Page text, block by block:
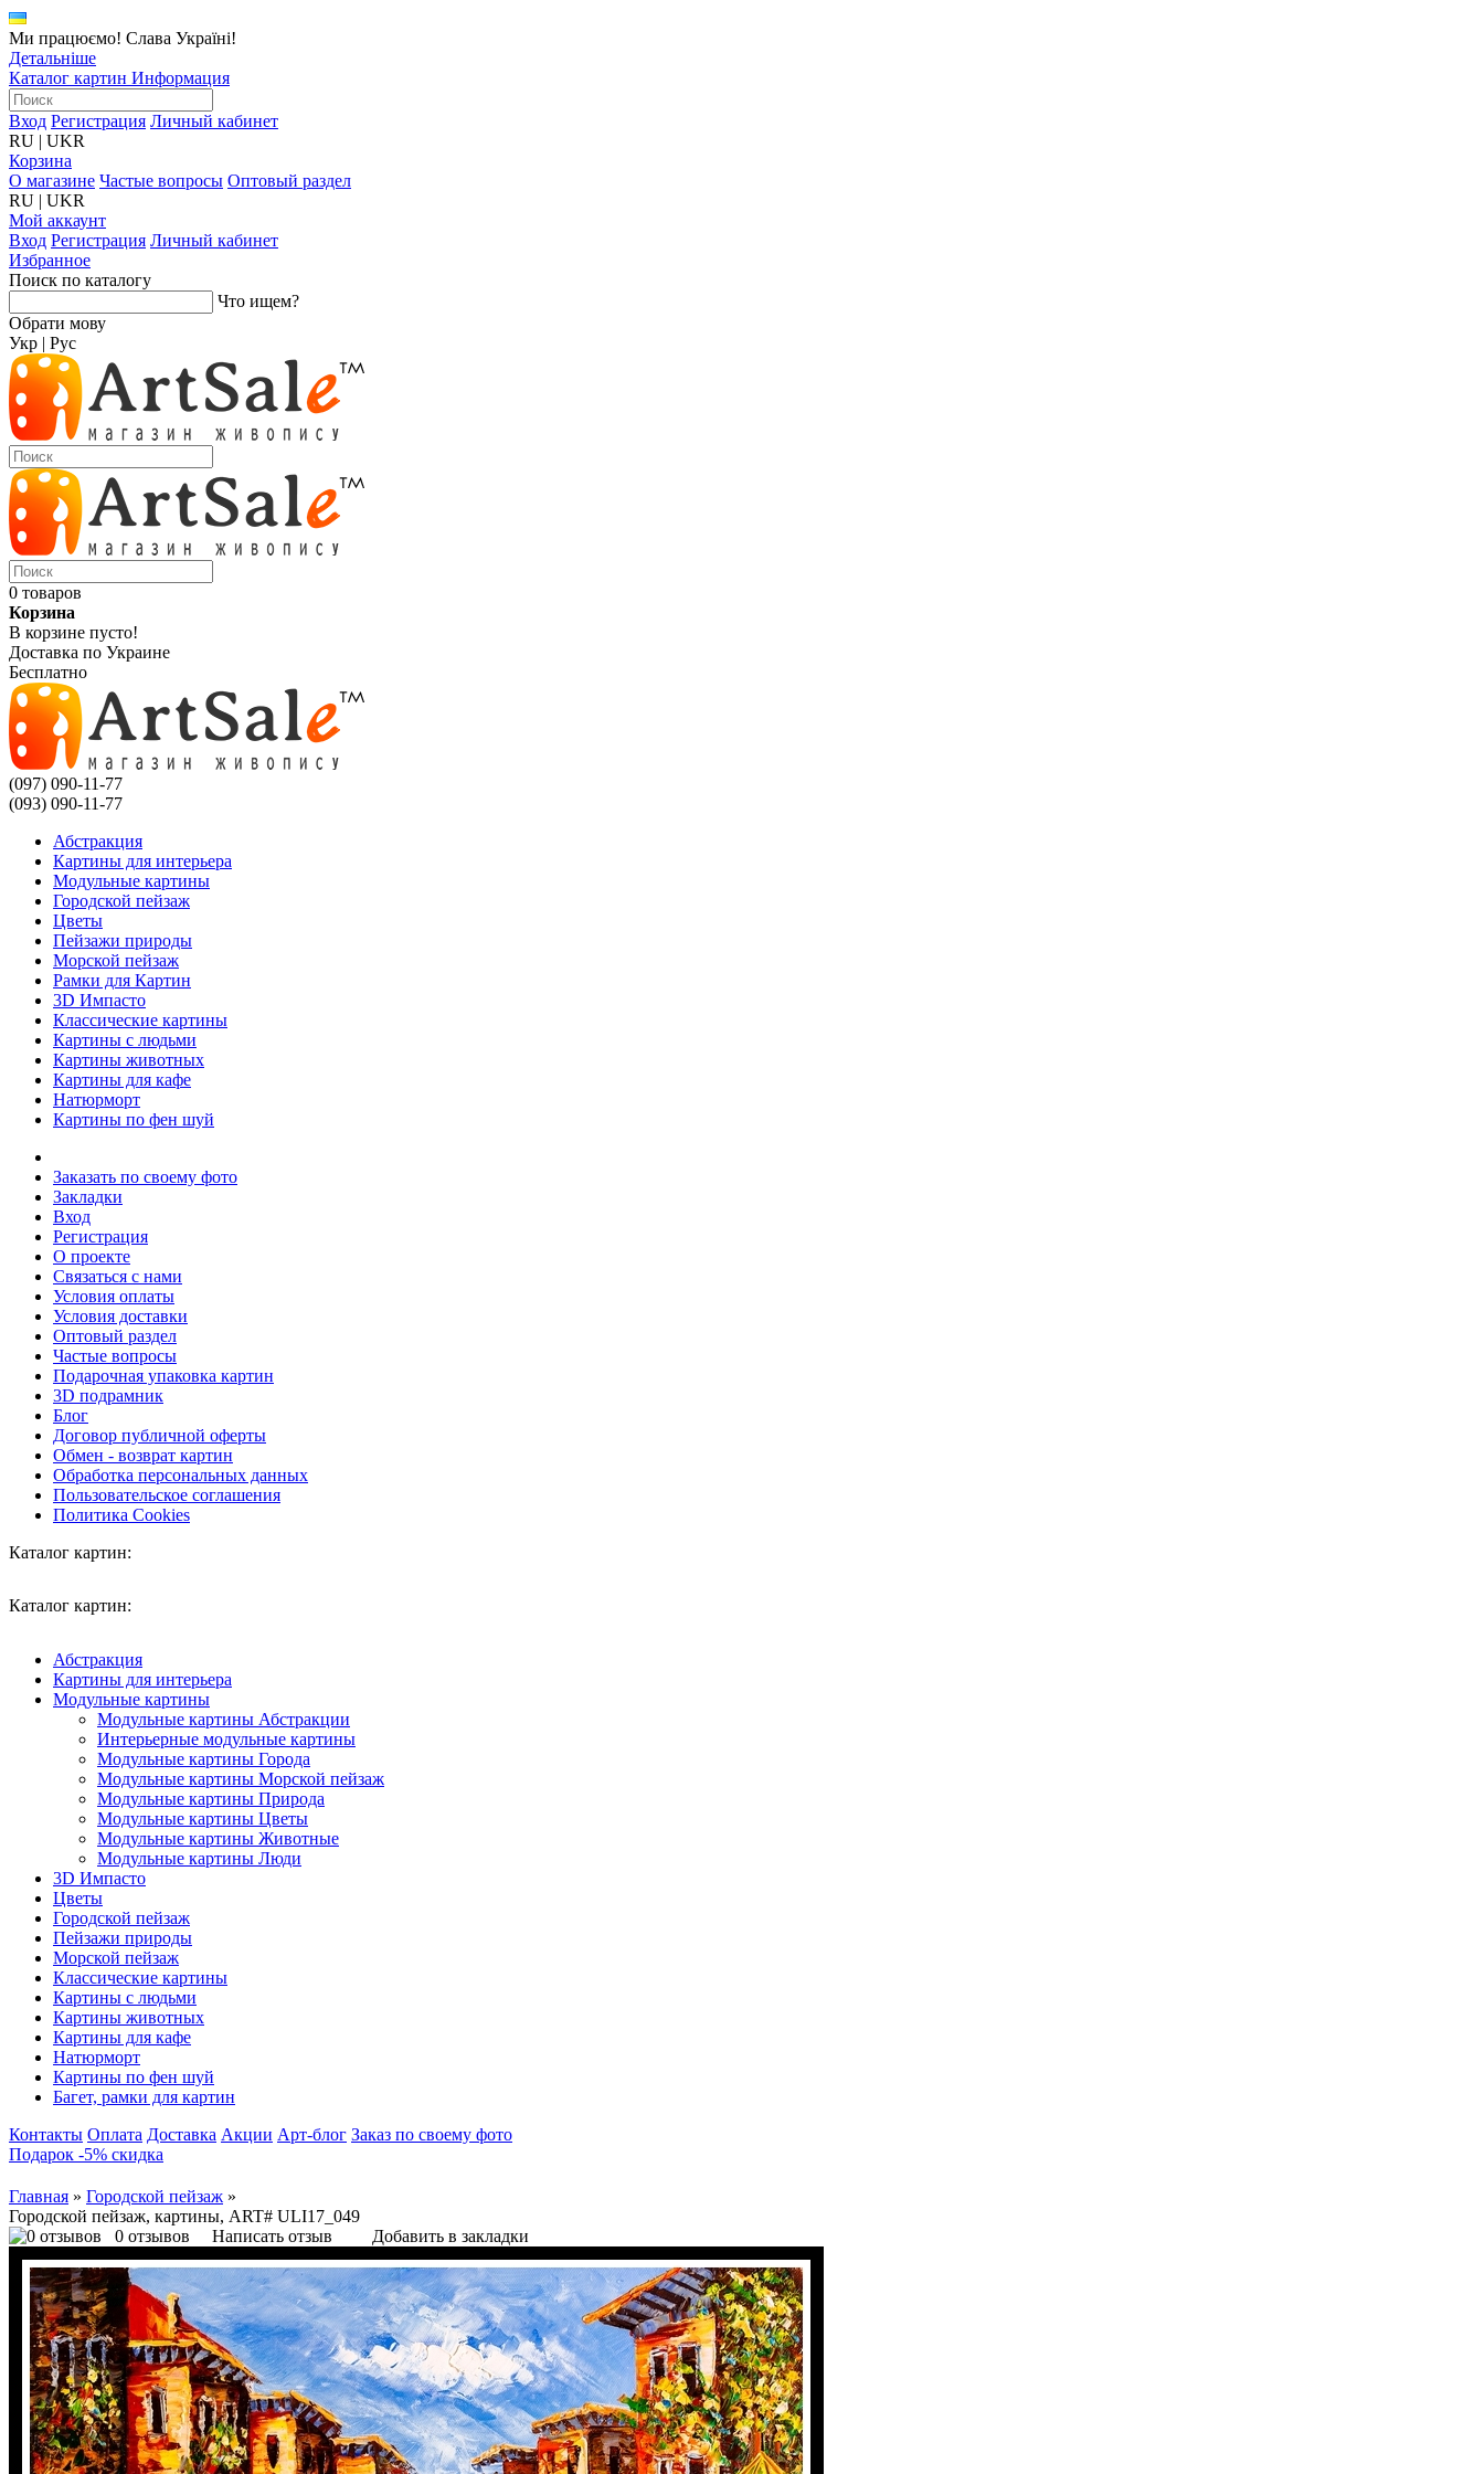
Ми працюємо! Слава Україні!
Детальніше
Каталог картин Информация
Вход Регистрация Личный кабинет
RU | UKR
Корзина
О магазине Частые вопросы Оптовый раздел
RU | UKR
Мой аккаунт
Вход Регистрация Личный кабинет
Избранное
Поиск по каталогу
Что ищем?
Обрати мову
Укр | Рус
0 товаров
Корзина
В корзине пусто!
Доставка по Украине
Бесплатно
(097) 090-11-77
(093) 090-11-77
Абстракция
Картины для интерьера
Модульные картины
Городской пейзаж
Цветы
Пейзажи природы
Морской пейзаж
Рамки для Картин
3D Импасто
Классические картины
Картины с людьми
Картины животных
Картины для кафе
Натюрморт
Картины по фен шуй
Заказать по своему фото
Закладки
Вход
Регистрация
О проекте
Связаться с нами
Условия оплаты
Условия доставки
Оптовый раздел
Частые вопросы
Подарочная упаковка картин
3D подрамник
Блог
Договор публичной оферты
Обмен - возврат картин
Обработка персональных данных
Пользовательское соглашения
Политика Cookies
Каталог картин:
Каталог картин:
Абстракция
Картины для интерьера
Модульные картины
Модульные картины Абстракции
Интерьерные модульные картины
Модульные картины Города
Модульные картины Морской пейзаж
Модульные картины Природа
Модульные картины Цветы
Модульные картины Животные
Модульные картины Люди
3D Импасто
Цветы
Городской пейзаж
Пейзажи природы
Морской пейзаж
Классические картины
Картины с людьми
Картины животных
Картины для кафе
Натюрморт
Картины по фен шуй
Багет, рамки для картин
Контакты Оплата Доставка Акции Арт-блог Заказ по своему фото
Подарок -5% скидка
Главная » Городской пейзаж »
Городской пейзаж, картины, ART# ULI17_049
0 отзывов
Написать отзыв Добавить в закладки